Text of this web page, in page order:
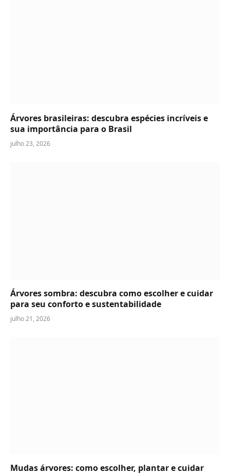
Árvores brasileiras: descubra espécies incríveis e
sua importância para o Brasil
julho 23, 2026
Árvores sombra: descubra como escolher e cuidar
para seu conforto e sustentabilidade
julho 21, 2026
Mudas árvores: como escolher, plantar e cuidar